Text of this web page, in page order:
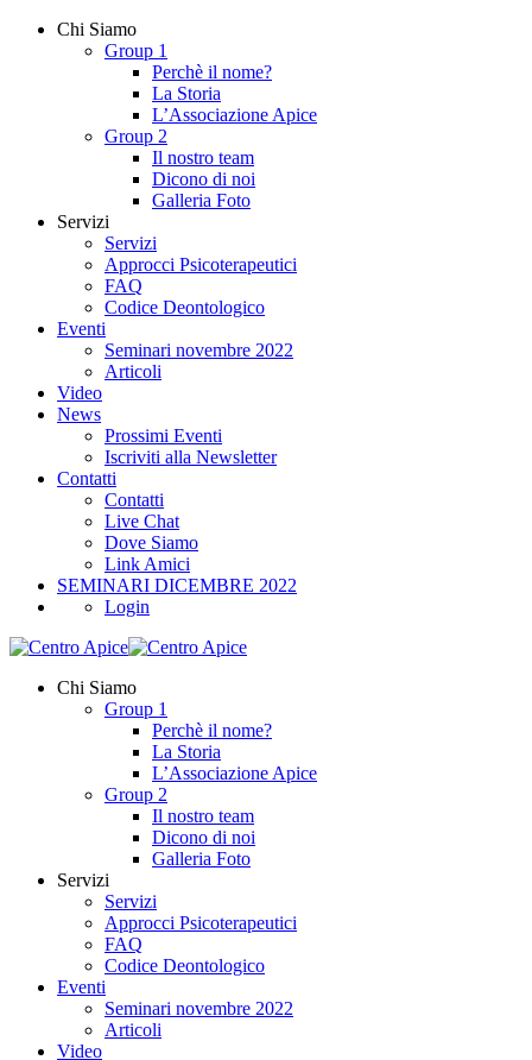
Chi Siamo
Group 1
Perchè il nome?
La Storia
L’Associazione Apice
Group 2
Il nostro team
Dicono di noi
Galleria Foto
Servizi
Servizi
Approcci Psicoterapeutici
FAQ
Codice Deontologico
Eventi
Seminari novembre 2022
Articoli
Video
News
Prossimi Eventi
Iscriviti alla Newsletter
Contatti
Contatti
Live Chat
Dove Siamo
Link Amici
SEMINARI DICEMBRE 2022
Login
Chi Siamo
Group 1
Perchè il nome?
La Storia
L’Associazione Apice
Group 2
Il nostro team
Dicono di noi
Galleria Foto
Servizi
Servizi
Approcci Psicoterapeutici
FAQ
Codice Deontologico
Eventi
Seminari novembre 2022
Articoli
Video